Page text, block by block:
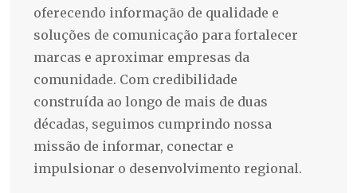
oferecendo informação de qualidade e
soluções de comunicação para fortalecer
marcas e aproximar empresas da
comunidade. Com credibilidade
construída ao longo de mais de duas
décadas, seguimos cumprindo nossa
missão de informar, conectar e
impulsionar o desenvolvimento regional.